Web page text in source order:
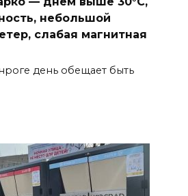
небольшой
слабая магнитная
день обещает быть